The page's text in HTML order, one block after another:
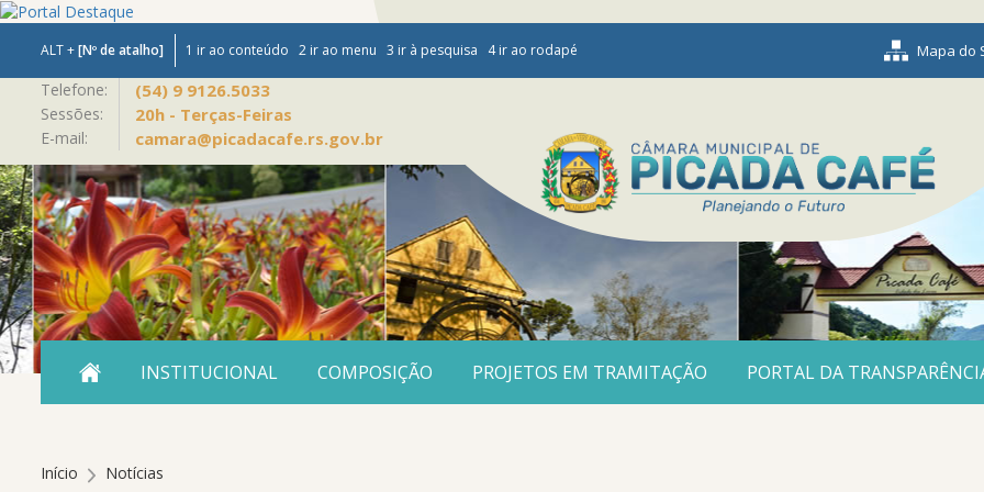
ALT +[Nº de atalho] 1 ir ao conteúdo 2 ir ao menu 3 ir à pesquisa 4 ir ao rodapé Mapa do
Telefone:
Sessões:
E-mail:
(54) 9 9126.5033
20h - Terças-Feiras
camara@picadacafe.rs.gov.br
CONTEÚDO
MENU
INSTITUCIONAL COMPOSIÇÃO PROJETOS EM TRAMITAÇÃO PORTAL DA
Início Notícias